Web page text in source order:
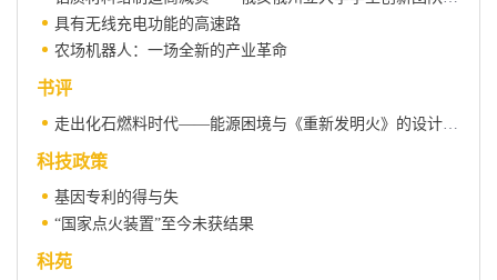
具有无线充电功能的高速路
农场机器人：一场全新的产业革命
书评
科技政策
基因专利的得与失
“国家点火装置”至今未获结果
科苑